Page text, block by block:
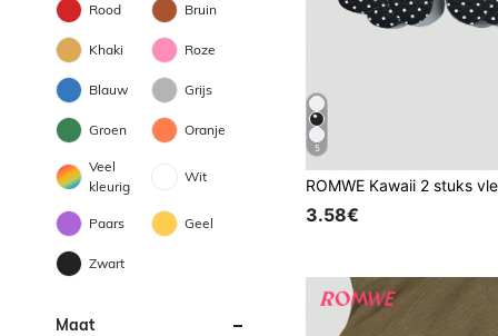
Rood Bruin
Khaki Roze
Blauw Grijs
Groen Oranje
Veel
kleurig
Wit
Paars Geel
Zwart
Maat
5
3.58€